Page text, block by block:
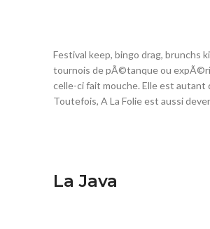
Festival keep, bingo drag, brunchs
tournois de pÃ©tanque ou
celle-ci fait mouche. Elle est
Toutefois, A La Folie est aussi
La Java